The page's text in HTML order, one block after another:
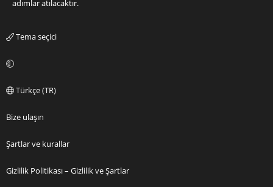
adımlar atılacaktır.
Tema seçici
Türkçe (TR)
Bize ulaşın
Şartlar ve kurallar
Gizlilik Politikası – Gizlilik ve Şartlar